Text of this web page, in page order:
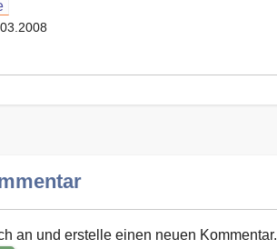
an und erstelle einen neuen Kommentar.